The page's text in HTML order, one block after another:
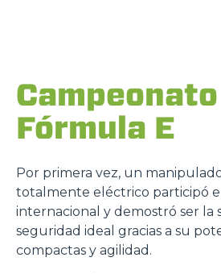
Fórmula E
Por primera vez, un
totalmente eléctrico participó
internacional y demostró ser la
seguridad ideal gracias a su
compactas y agilidad.